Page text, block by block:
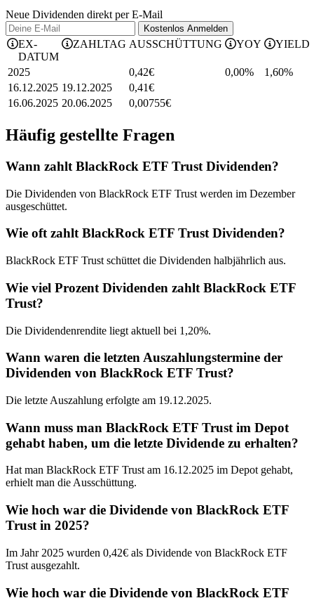
Neue Dividenden direkt per E-Mail
Kostenlos Anmelden
EX-
DATUM
ZAHLTAG AUSSCHÜTTUNG YOY YIELD
2025 0,42€ 0,00% 1,60%
16.12.2025 19.12.2025 0,41€
16.06.2025 20.06.2025 0,00755€
Häufig gestellte Fragen
Wann zahlt BlackRock ETF Trust Dividenden?
Die Dividenden von BlackRock ETF Trust werden im Dezember
ausgeschüttet.
Wie oft zahlt BlackRock ETF Trust Dividenden?
BlackRock ETF Trust schüttet die Dividenden halbjährlich aus.
Wie viel Prozent Dividenden zahlt BlackRock ETF
Trust?
Die Dividendenrendite liegt aktuell bei 1,20%.
Wann waren die letzten Auszahlungstermine der
Dividenden von BlackRock ETF Trust?
Die letzte Auszahlung erfolgte am 19.12.2025.
Wann muss man BlackRock ETF Trust im Depot
gehabt haben, um die letzte Dividende zu erhalten?
Hat man BlackRock ETF Trust am 16.12.2025 im Depot gehabt,
erhielt man die Ausschüttung.
Wie hoch war die Dividende von BlackRock ETF
Trust in 2025?
Im Jahr 2025 wurden 0,42€ als Dividende von BlackRock ETF
Trust ausgezahlt.
Wie hoch war die Dividende von BlackRock ETF